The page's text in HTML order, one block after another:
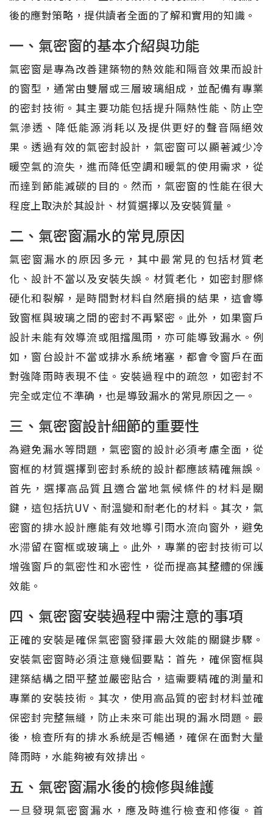
後的應對策略，提供讀者全面的了解和實用的知識。
一、氣密窗的基本介紹與功能
氣密窗是專為改善建築物的熱效能和隔音效果而設計
的窗型，通常由雙層或三層玻璃組成，並配備有專業
的密封技術。其主要功能包括提升隔熱性能、防止空
氣滲透、降低能源消耗以及提供更好的聲音隔絕效
果。透過有效的氣密封設計，氣密窗可以顯著減少冷
暖空氣的流失，進而降低空調和暖氣的使用需求，從
而達到節能減碳的目的。然而，氣密窗的性能在很大
程度上取決於其設計、材質選擇以及安裝質量。
二、氣密窗漏水的常見原因
氣密窗漏水的原因多元，其中最常見的包括材質老
化、設計不當以及安裝失誤。材質老化，如密封膠條
硬化和裂解，是時間對材料自然磨損的結果，這會導
致窗框與玻璃之間的密封不再緊密。此外，如果窗戶
設計未能有效導流或阻擋風雨，亦可能導致漏水。例
如，窗台設計不當或排水系統堵塞，都會令窗戶在面
對強降雨時表現不佳。安裝過程中的疏忽，如密封不
完全或定位不準确，也是導致漏水的常見原因之一。
三、氣密窗設計細節的重要性
為避免漏水等問題，氣密窗的設計必須考慮全面，從
窗框的材質選擇到密封系統的設計都應該精確無誤。
首先，選擇高品質且適合當地氣候條件的材料是關
鍵，這包括抗UV、耐溫變和耐老化的材料。其次，氣
密窗的排水設計應能有效地導引雨水流向窗外，避免
水滞留在窗框或玻璃上。此外，專業的密封技術可以
增強窗戶的氣密性和水密性，從而提高其整體的保護
效能。
四、氣密窗安裝過程中需注意的事項
正確的安裝是確保氣密窗發揮最大效能的關鍵步驟。
安裝氣密窗時必須注意幾個要點：首先，確保窗框與
建築結構之間平整並嚴密貼合，這需要精確的測量和
專業的安裝技術。其次，使用高品質的密封材料並確
保密封完整無縫，防止未來可能出現的漏水問題。最
後，檢查所有的排水系統是否暢通，確保在面對大量
降雨時，水能夠被有效排出。
五、氣密窗漏水後的檢修與維護
一旦發現氣密窗漏水，應及時進行檢查和修復。首